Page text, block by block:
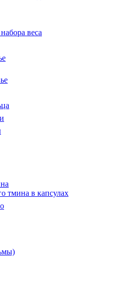
веса
тмина в капсулах